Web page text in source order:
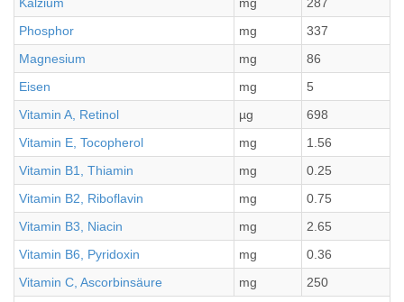
Phosphor
mg
337
Magnesium
mg
86
Eisen
mg
5
Vitamin A, Retinol
µg
698
Vitamin E, Tocopherol
mg
1.56
Vitamin B1, Thiamin
mg
0.25
Vitamin B2, Riboflavin
mg
0.75
Vitamin B3, Niacin
mg
2.65
Vitamin B6, Pyridoxin
mg
0.36
Vitamin C, Ascorbinsäure
mg
250